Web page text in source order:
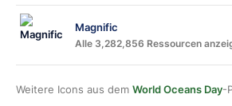
Magnific
Alle 3,282,856 Ressourcen
Weitere Icons aus dem World Oceans Day-